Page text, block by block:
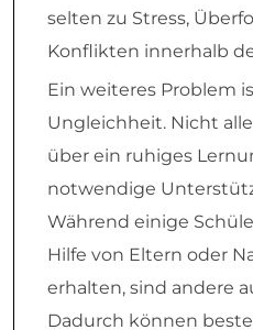
selten zu Stress,
Konflikten innerhalb
Ein weiteres Problem
Ungleichheit. Nicht
über ein ruhiges
notwendige
Während einige
Hilfe von Eltern oder
erhalten, sind andere
Dadurch können